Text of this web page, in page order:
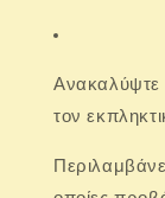
Ανακαλύψτε
τον